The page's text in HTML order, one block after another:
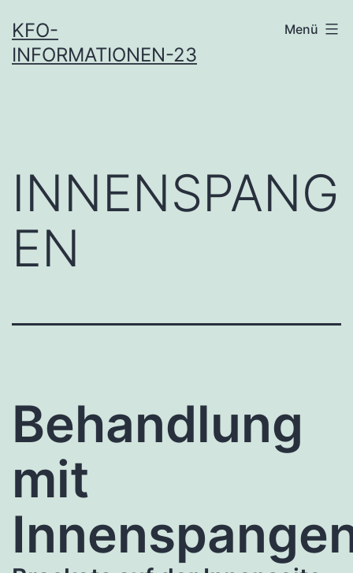
Inhalt
springen
KFO-
INFORMATIONEN-23
Menü
INNENSPANG
EN
Behandlung
mit